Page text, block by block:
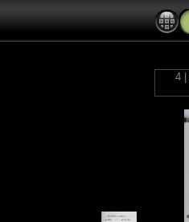
4 |